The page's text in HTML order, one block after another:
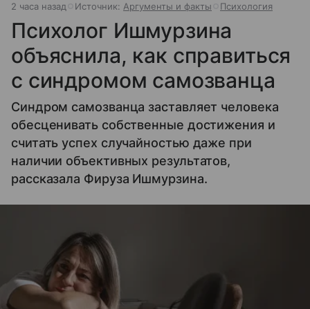
2 часа назад Источник: Аргументы и факты Психология
Психолог Ишмурзина
объяснила, как справиться
с синдромом самозванца
Синдром самозванца заставляет человека
обесценивать собственные достижения и
считать успех случайностью даже при
наличии объективных результатов,
рассказала Фируза Ишмурзина.